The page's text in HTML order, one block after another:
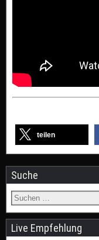
teilen
Suche
Live Empfehlung